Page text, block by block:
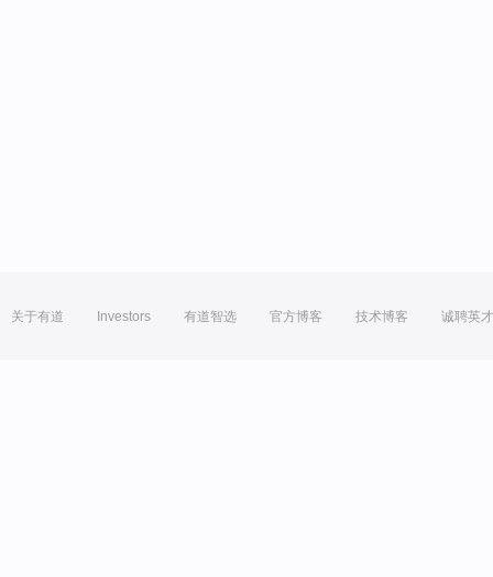
关于有道 Investors 有道智选 官方博客 技术博客 诚聘英才